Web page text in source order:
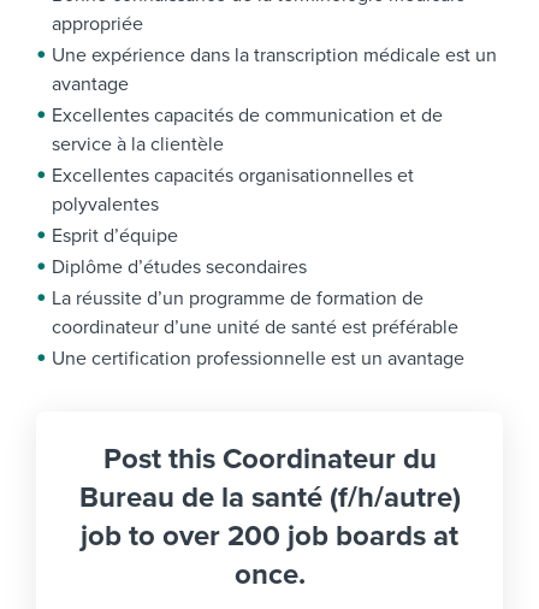
appropriée
Une expérience dans la transcription médicale est un
avantage
Excellentes capacités de communication et de
service à la clientèle
Excellentes capacités organisationnelles et
polyvalentes
Esprit d’équipe
Diplôme d’études secondaires
La réussite d’un programme de formation de
coordinateur d’une unité de santé est préférable
Une certification professionnelle est un avantage
Post this Coordinateur du
Bureau de la santé (f/h/autre)
job to over 200 job boards at
once.